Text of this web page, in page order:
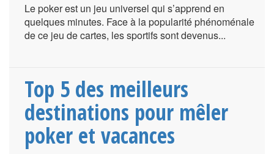
Le poker est un jeu universel qui s’apprend en
quelques minutes. Face à la popularité phénoménale
de ce jeu de cartes, les sportifs sont devenus...
Top 5 des meilleurs
destinations pour mêler
poker et vacances